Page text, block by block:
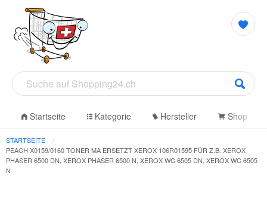
Startseite Kategorie Hersteller Shop
STARTSEITE
PEACH X0159/0160 TONER MA ERSETZT XEROX 106R01595 FÜR Z.B. XEROX
PHASER 6500 DN, XEROX PHASER 6500 N, XEROX WC 6505 DN, XEROX WC 6505
N